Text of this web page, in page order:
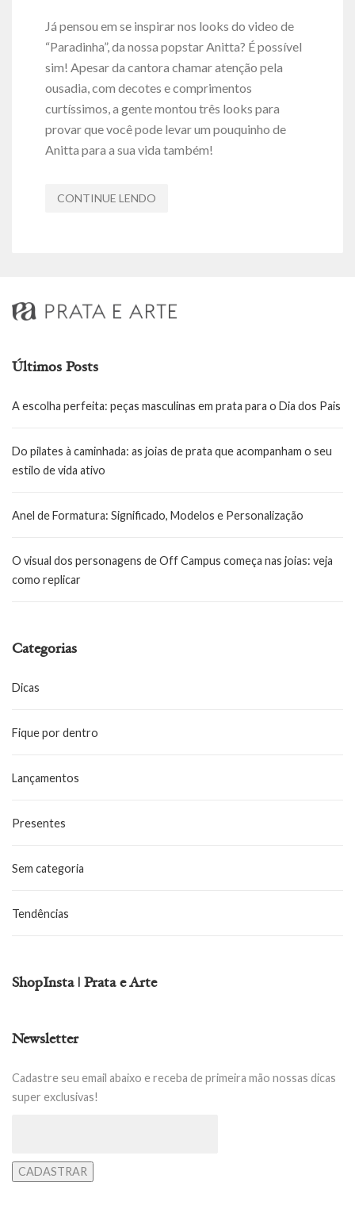
Já pensou em se inspirar nos looks do video de
“Paradinha”, da nossa popstar Anitta? É possível
sim! Apesar da cantora chamar atenção pela
ousadia, com decotes e comprimentos
curtíssimos, a gente montou três looks para
provar que você pode levar um pouquinho de
Anitta para a sua vida também!
CONTINUE LENDO
Últimos Posts
A escolha perfeita: peças masculinas em prata para o Dia dos Pais
Do pilates à caminhada: as joias de prata que acompanham o seu
estilo de vida ativo
Anel de Formatura: Significado, Modelos e Personalização
O visual dos personagens de Off Campus começa nas joias: veja
como replicar
Categorias
Dicas
Fique por dentro
Lançamentos
Presentes
Sem categoria
Tendências
ShopInsta | Prata e Arte
Newsletter
Cadastre seu email abaixo e receba de primeira mão nossas dicas
super exclusivas!